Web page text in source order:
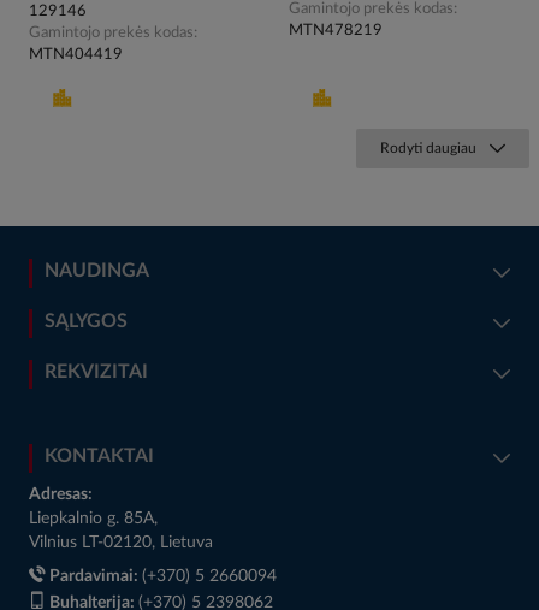
129146
Gamintojo prekės kodas
MTN404419
Gamintojo prekės kodas
MTN478219
Rodyti daugiau
NAUDINGA
SĄLYGOS
REKVIZITAI
KONTAKTAI
Adresas:
Liepkalnio g. 85A,
Vilnius LT-02120, Lietuva
Pardavimai: (+370) 5 2660094
Buhalterija: (+370) 5 2398062